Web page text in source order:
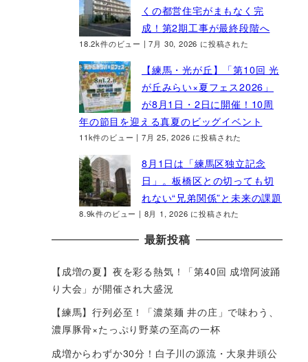
くの都営住宅がまもなく完
成！第2期工事が最終段階へ
18.2k件のビュー |7月 30, 2026 に投稿された
【練馬・光が丘】「第10回 光
が丘みらい×夏フェス2026」
が8月1日・2日に開催！10周
年の節目を迎える真夏のビッグイベント
11k件のビュー | 7月 25, 2026 に投稿された
8月1日は「練馬区独立記念
日」。板橋区との切っても切
れない“兄弟関係”と未来の課題
8.9k件のビュー | 8月 1, 2026 に投稿された
最新投稿
【成増の夏】夜を彩る熱気！「第40回 成増阿波踊
り大会」が開催され大盛況
【練馬】行列必至！「濃菜麺 井の庄」で味わう、
濃厚豚骨×たっぷり野菜の至高の一杯
成増からわずか30分！白子川の源流・大泉井頭公